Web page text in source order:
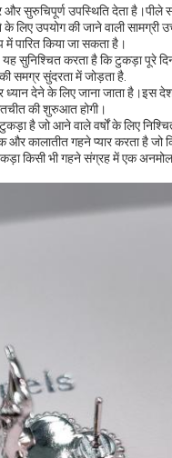
और सुरुचिपूर्ण उपस्थिति देता है।पीले
उपयोग की जाने वाली सामग्री
पारित किया जा सकता है।
सुनिश्चित करता है कि टुकड़ा पूरे
समग्र सुंदरता में जोड़ता है.
ध्यान देने के लिए जाना जाता है।इस
की शुरुआत होगी।
है जो आने वाले वर्षों के लिए
कालातीत गहने प्यार करता है जो
किसी भी गहने संग्रह में एक